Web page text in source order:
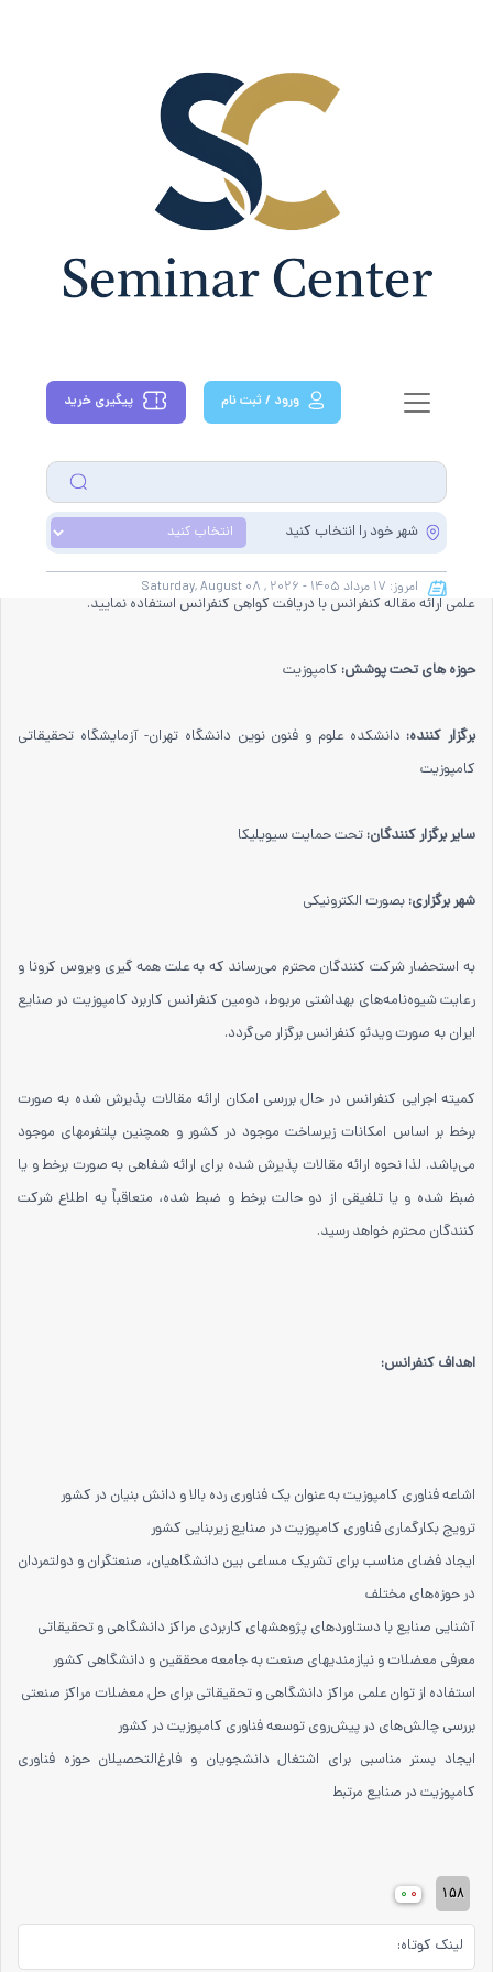
ورود / ثبت نام پیگیری خرید
شهر خود را انتخاب کنید
امروز: ۱۷ مرداد ۱۴۰۵ - August ۰۸ , ۲۰۲۶Saturday,
دومین کنفرانس کاربرد کامپوزیت در صنایع
کامپوزیت و تحت حمایت سیویلیکا در شهر بصورت الکترونیکی برگزار می شود.با
توجه به اینکه این همایش به صورت رسمی برگزار می گردد، کلیه مقالات این
کنفرانس در پایگاه سیویلیکا و نیز کنسرسیوم محتوای ملی نمایه خواهد شد و شما
می توانید با اطمینان کامل، مقالات خود را در این همایش ارائه نموده و از امتیازات
علمی ارائه مقاله کنفرانس با دریافت گواهی کنفرانس استفاده نمایید.
حوزه های تحت پوشش: کامپوزیت
برگزار کننده: دانشکده علوم و فنون نوین دانشگاه تهران- آزمایشگاه تحقیقاتی
کامپوزیت
سایر برگزار کنندگان: تحت حمایت سیویلیکا
شهر برگزاری: بصورت الکترونیکی
به استحضار شرکت کنندگان محترم می‌رساند که به علت همه گیری ویروس کرونا و
رعایت شیوه‌نامه‌های بهداشتی مربوط، دومین کنفرانس کاربرد کامپوزیت در صنایع
ایران به صورت ویدئو کنفرانس برگزار می‌گردد.
کمیته اجرایی کنفرانس در حال بررسی امکان ارائه مقالات پذیرش شده به صورت
برخط بر اساس امکانات زیرساخت موجود در کشور و همچنین پلتفرمهای موجود
می‌باشد. لذا نحوه ارائه مقالات پذیرش شده برای ارائه شفاهی به صورت برخط و یا
ضبظ شده و یا تلفیقی از دو حالت برخط و ضبط شده، متعاقباً به اطلاع شرکت
کنندگان محترم خواهد رسید.
اهداف کنفرانس:
اشاعه فناوری کامپوزیت به عنوان یک فناوری رده بالا و دانش بنیان در کشور
ترویج بکارگماری فناوری کامپوزیت در صنایع زیربنایی کشور
ایجاد فضای مناسب برای تشریک مساعی بین دانشگاهیان، صنعتگران و دولتمردان
در حوزه‌های مختلف
آشنایی صنایع با دستاوردهای پژوهشهای کاربردی مراکز دانشگاهی و تحقیقاتی
معرفی معضلات و نیازمند‌یهای صنعت به جامعه محققین و دانشگاهی کشور
استفاده از توان علمی مراکز دانشگاهی و تحقیقاتی برای حل معضلات مراکز صنعتی
بررسی چالش‌های در پیش‌روی توسعه فناوری کامپوزیت در کشور
ایجاد بستر مناسبی برای اشتغال دانشجویان و فارغ‌التحصیلان حوزه فناوری
کامپوزیت در صنایع مرتبط
۱۵۸ ۰ ۰
لینک کوتاه: